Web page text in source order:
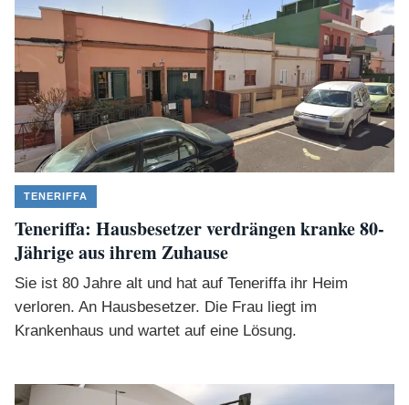
TENERIFFA
Teneriffa: Hausbesetzer verdrängen kranke 80-
Jährige aus ihrem Zuhause
Sie ist 80 Jahre alt und hat auf Teneriffa ihr Heim
verloren. An Hausbesetzer. Die Frau liegt im
Krankenhaus und wartet auf eine Lösung.